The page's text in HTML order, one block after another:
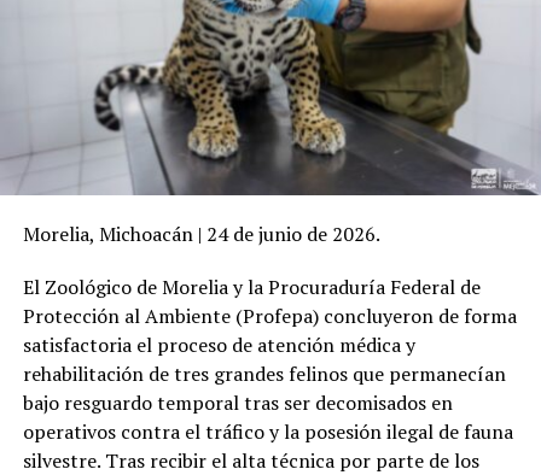
Morelia, Michoacán | 24 de junio de 2026.
El Zoológico de Morelia y la Procuraduría Federal de
Protección al Ambiente (Profepa) concluyeron de forma
satisfactoria el proceso de atención médica y
rehabilitación de tres grandes felinos que permanecían
bajo resguardo temporal tras ser decomisados en
operativos contra el tráfico y la posesión ilegal de fauna
silvestre. Tras recibir el alta técnica por parte de los